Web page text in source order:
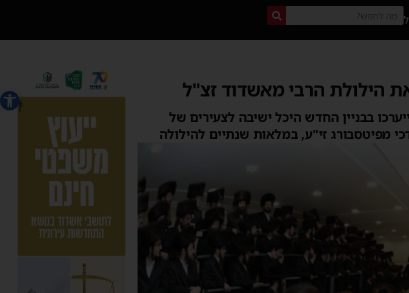
פתח הילולת הרבי מאשדוד זצ"ל
בבניין החדש היכל ישיבה לצעירים של
זי"ע, במלאות שנתיים להילולה